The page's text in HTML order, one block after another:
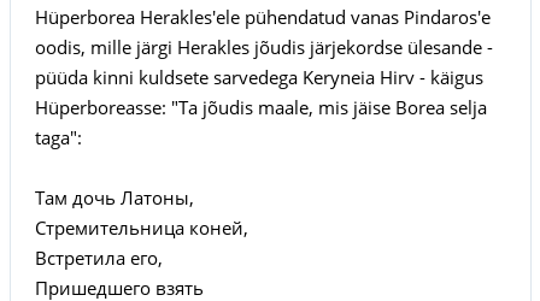
Hüperborea Herakles'ele pühendatud vanas Pindaros'e
oodis, mille järgi Herakles jõudis järjekordse ülesande -
püüda kinni kuldsete sarvedega Keryneia Hirv - käigus
Hüperboreasse: "Ta jõudis maale, mis jäise Borea selja
taga":
Там дочь Латоны,
Стремительница коней,
Встретила его,
Пришедшего взять